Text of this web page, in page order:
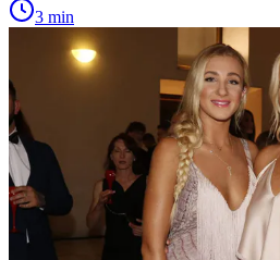
3 min